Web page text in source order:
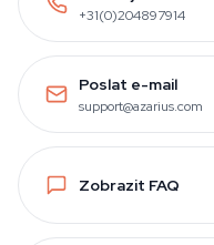
+31(0)204897914
Poslat e-mail
support@azarius.com
Zobrazit FAQ